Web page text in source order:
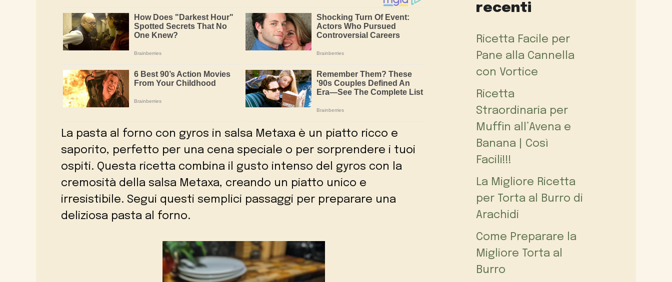
La pasta al forno con gyros in salsa Metaxa è un piatto ricco e
saporito, perfetto per una cena speciale o per sorprendere i tuoi
ospiti. Questa ricetta combina il gusto intenso del gyros con la
cremosità della salsa Metaxa, creando un piatto unico e
irresistibile. Segui questi semplici passaggi per preparare una
deliziosa pasta al forno.
recenti
Ricetta Facile per
Pane alla Cannella
con Vortice
Ricetta
Straordinaria per
Muffin all’Avena e
Banana | Così
Facili!!!
La Migliore Ricetta
per Torta al Burro di
Arachidi
Come Preparare la
Migliore Torta al
Burro